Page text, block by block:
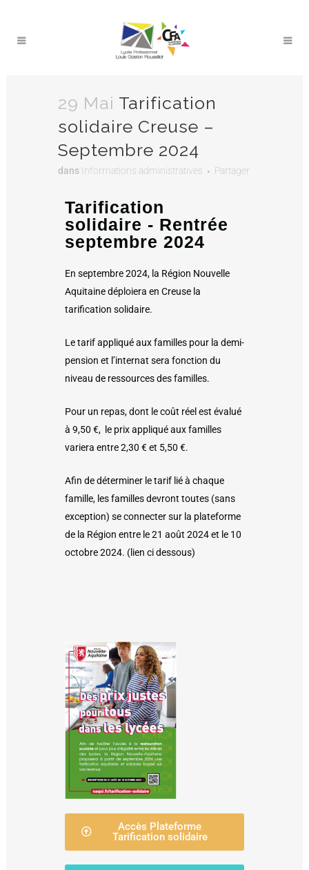
29 Mai Tarification
solidaire Creuse –
Septembre 2024
dans Informations administratives Partager
Tarification
solidaire - Rentrée
septembre 2024
En septembre 2024, la Région Nouvelle
Aquitaine déploiera en Creuse la
tarification solidaire.
Le tarif appliqué aux familles pour la demi-
pension et l’internat sera fonction du
niveau de ressources des familles.
Pour un repas, dont le coût réel est évalué
à 9,50 €, le prix appliqué aux familles
variera entre 2,30 € et 5,50 €.
Afin de déterminer le tarif lié à chaque
famille, les familles devront toutes (sans
exception) se connecter sur la plateforme
de la Région entre le 21 août 2024 et le 10
octobre 2024. (lien ci dessous)
Accès Plateforme
Tarification solidaire